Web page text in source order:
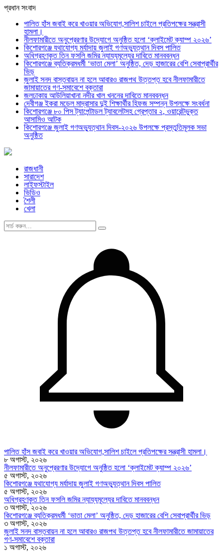
প্রধান সংবাদ
পালিত হাঁস জবাই করে খাওয়ার অভিযোগ,সালিশ চাইলে প্রতিপক্ষের সন্ত্রাসী
হামলা।
নীলফামারীতে অনুপ্রেরণার উদ্যোগে অনুষ্ঠিত হলো ‘ক্লাইমেট ক্যাম্প ২০২৬’
কিশোরগঞ্জে যথাযোগ্য মর্যাদায় জুলাই গণঅভ্যুত্থান দিবস পালিত
অধিগ্রহণকৃত তিন ফসলি জমির ন্যায্যমূল্যের দাবিতে মানববন্ধন
কিশোরগঞ্জে ব্যতিক্রমধর্মী ‘ভাতা মেলা’ অনুষ্ঠিত, দেড় হাজারের বেশি সেবাপ্রার্থীর
ভিড়
জুলাই সনদ বাস্তবায়ন না হলে আবারও রাজপথ উত্তপ্ত হবে নীলফামারীতে
জামায়াতের গণ-সমাবেশে বক্তারা
জলঢাকায় আউলিয়াখানা নদীর খাল খননের দাবিতে মানববন্ধন
দেবীগঞ্জ ইকরা মডেল মাদ্রাসার দুই শিক্ষার্থীর হিফজ সম্পন্ন উপলক্ষে সংবর্ধনা
কিশোরগঞ্জে ৮০ পিস ট্যাপেন্টাডল ট্যাবলেটসহ গ্রেপ্তার ২, ওয়ারেন্টভুক্ত
আসামিও আটক
কিশোরগঞ্জে জুলাই গণঅভ্যুত্থান দিবস-২০২৬ উপলক্ষে প্রস্তুতিমূলক সভা
অনুষ্ঠিত
রাজধানী
সারাদেশ
লাইফস্টাইল
ভিডিও
শৈলী
খেলা
পালিত হাঁস জবাই করে খাওয়ার অভিযোগ,সালিশ চাইলে প্রতিপক্ষের সন্ত্রাসী হামলা।
৮ অগাস্ট, ২০২৬
নীলফামারীতে অনুপ্রেরণার উদ্যোগে অনুষ্ঠিত হলো ‘ক্লাইমেট ক্যাম্প ২০২৬’
৫ অগাস্ট, ২০২৬
কিশোরগঞ্জে যথাযোগ্য মর্যাদায় জুলাই গণঅভ্যুত্থান দিবস পালিত
৫ অগাস্ট, ২০২৬
অধিগ্রহণকৃত তিন ফসলি জমির ন্যায্যমূল্যের দাবিতে মানববন্ধন
৩ অগাস্ট, ২০২৬
কিশোরগঞ্জে ব্যতিক্রমধর্মী ‘ভাতা মেলা’ অনুষ্ঠিত, দেড় হাজারের বেশি সেবাপ্রার্থীর ভিড়
৩ অগাস্ট, ২০২৬
জুলাই সনদ বাস্তবায়ন না হলে আবারও রাজপথ উত্তপ্ত হবে নীলফামারীতে জামায়াতের
গণ-সমাবেশে বক্তারা
১ অগাস্ট, ২০২৬